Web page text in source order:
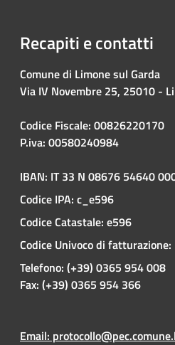
Recapiti e contatti
Comune di Limone sul Garda
Via IV Novembre 25, 25010 -
Codice Fiscale: 00826220170
P.iva: 00580240984
IBAN: IT 33 N 08676 54640
Codice IPA: c_e596
Codice Catastale: e596
Codice Univoco di fatturazione:
Telefono: (+39) 0365 954 008
Fax: (+39) 0365 954 366
Email: